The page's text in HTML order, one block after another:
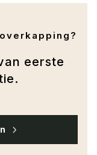
eerste